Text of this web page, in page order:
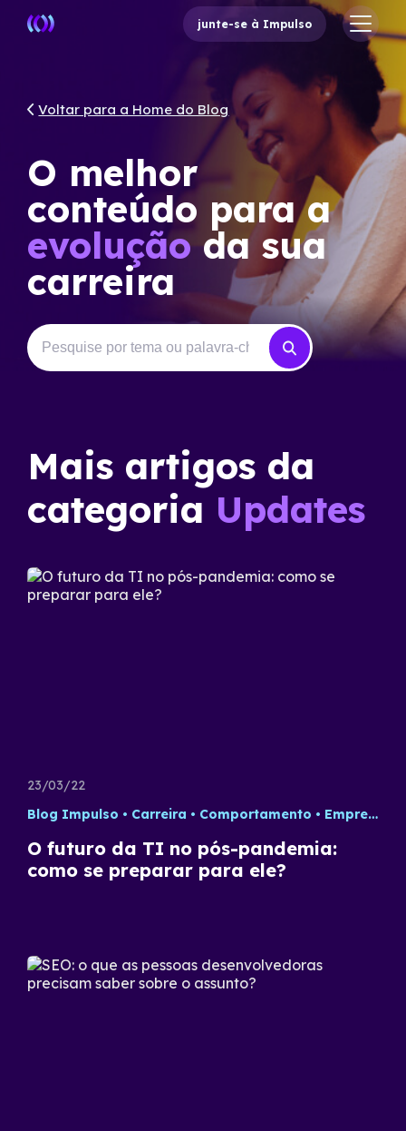
junte-se à Impulso
Voltar para a Home do Blog
O melhor
conteúdo para a
evolução da sua
carreira
Mais artigos da
categoria Updates
23/03/22
Blog Impulso
Carreira Comportamento Empreendedorismo
O futuro da TI no pós-pandemia:
como se preparar para ele?